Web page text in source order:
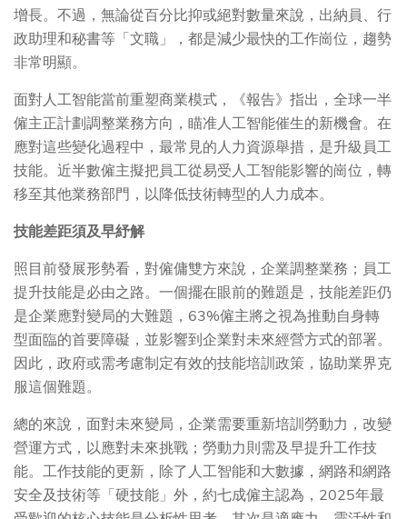
增長。不過，無論從百分比抑或絕對數量來說，出納員、行
政助理和秘書等「文職」，都是減少最快的工作崗位，趨勢
非常明顯。
面對人工智能當前重塑商業模式，《報告》指出，全球一半
僱主正計劃調整業務方向，瞄准人工智能催生的新機會。在
應對這些變化過程中，最常見的人力資源舉措，是升級員工
技能。近半數僱主擬把員工從易受人工智能影響的崗位，轉
移至其他業務部門，以降低技術轉型的人力成本。
技能差距須及早紓解
照目前發展形勢看，對僱傭雙方來說，企業調整業務；員工
提升技能是必由之路。一個擺在眼前的難題是，技能差距仍
是企業應對變局的大難題，63%僱主將之視為推動自身轉
型面臨的首要障礙，並影響到企業對未來經營方式的部署。
因此，政府或需考慮制定有效的技能培訓政策，協助業界克
服這個難題。
總的來說，面對未來變局，企業需要重新培訓勞動力，改變
營運方式，以應對未來挑戰；勞動力則需及早提升工作技
能。工作技能的更新，除了人工智能和大數據，網路和網路
安全及技術等「硬技能」外，約七成僱主認為，2025年最